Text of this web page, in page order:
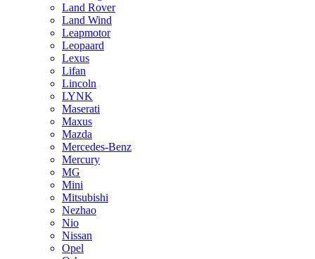
Land Rover
Land Wind
Leapmotor
Leopaard
Lexus
Lifan
Lincoln
LYNK
Maserati
Maxus
Mazda
Mercedes-Benz
Mercury
MG
Mini
Mitsubishi
Nezhao
Nio
Nissan
Opel